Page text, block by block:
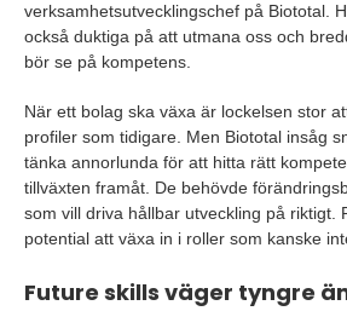
verksamhetsutvecklingschef på Biototal.
också duktiga på att utmana oss och
bör se på kompetens.
När ett bolag ska växa är lockelsen stor
profiler som tidigare. Men Biototal insåg
tänka annorlunda för att hitta rätt
tillväxten framåt. De behövde
som vill driva hållbar utveckling på riktigt.
potential att växa in i roller som kanske
Future skills väger tyngre